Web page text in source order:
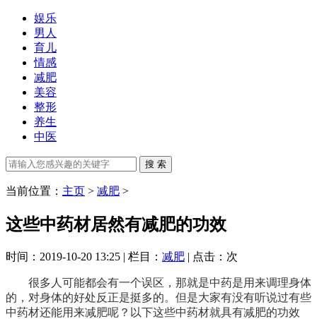
娱乐
男人
育儿
情感
减肥
美容
整形
养生
中医
当前位置： 主页 > 减肥 >
这些中药材居然有减肥的功效
时间：2019-10-20 13:25 | 栏目： 减肥 | 点击： 次
很多人可能都会有一个误区，那就是中药是用来调理身体
的，对身体的好处反正是挺多的。但是大家有没有听说过有些
中药材还能用来减肥呢？以下这些中药材就具有减肥的功效